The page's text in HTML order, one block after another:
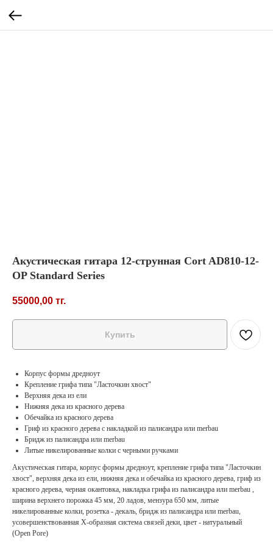
Акустическая гитара 12-струнная Cort AD810-12-
OP Standard Series
55000,00 тг.
Купить
Корпус формы дредноут
Крепление грифа типа "Ласточкин хвост"
Верхняя дека из ели
Нижняя дека из красного дерева
Обечайка из красного дерева
Гриф из красного дерева с накладкой из палисандра или merbau
Бридж из палисандра или merbau
Литые никелированные колки с черными ручками
Акустическая гитара, корпус формы дредноут, крепление грифа типа "Ласточкин
хвост", верхняя дека из ели, нижняя дека и обечайка из красного дерева, гриф из
красного дерева, черная окантовка, накладка грифа из палисандра или merbau ,
ширина верхнего порожка 45 мм, 20 ладов, мензура 650 мм, литые
никелированные колки, розетка - декаль, бридж из палисандра или merbau,
усовершенствованная X-образная система связей деки, цвет - натуральный
(Open Pore)